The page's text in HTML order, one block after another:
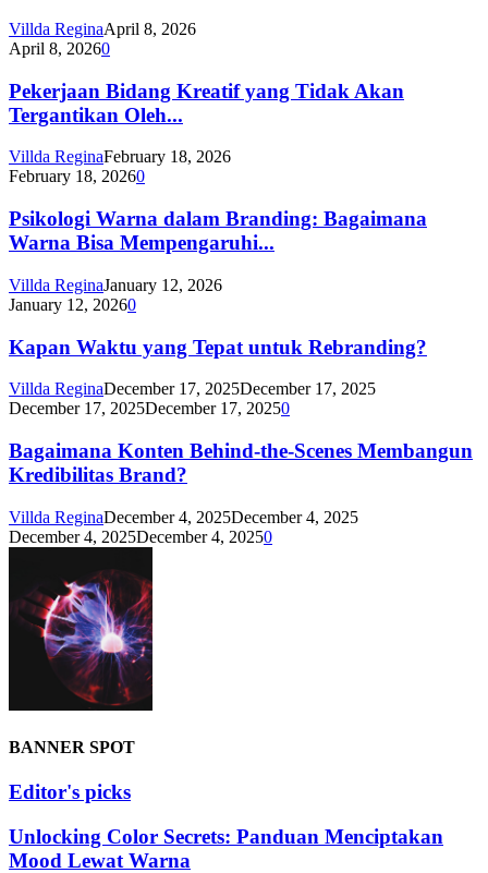
Villda ReginaApril 8, 2026
April 8, 20260
Pekerjaan Bidang Kreatif yang Tidak Akan
Tergantikan Oleh...
Villda ReginaFebruary 18, 2026
February 18, 20260
Psikologi Warna dalam Branding: Bagaimana
Warna Bisa Mempengaruhi...
Villda ReginaJanuary 12, 2026
January 12, 20260
Kapan Waktu yang Tepat untuk Rebranding?
Villda ReginaDecember 17, 2025December 17, 2025
December 17, 2025December 17, 20250
Bagaimana Konten Behind-the-Scenes Membangun
Kredibilitas Brand?
Villda ReginaDecember 4, 2025December 4, 2025
December 4, 2025December 4, 20250
BANNER SPOT
Editor's picks
Unlocking Color Secrets: Panduan Menciptakan
Mood Lewat Warna